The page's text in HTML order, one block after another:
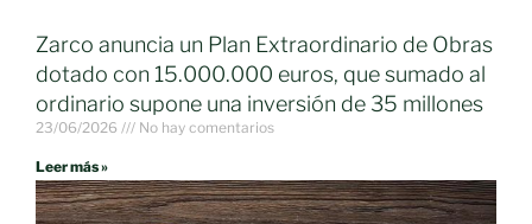
Zarco anuncia un Plan Extraordinario de Obras
dotado con 15.000.000 euros, que sumado al
ordinario supone una inversión de 35 millones
23/06/2026 No hay comentarios
Leer más »